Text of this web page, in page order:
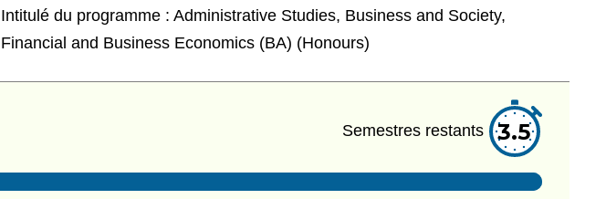
Intitulé du programme : Administrative Studies, Business and Society,
Financial and Business Economics (BA) (Honours)
Semestres restants 3.5